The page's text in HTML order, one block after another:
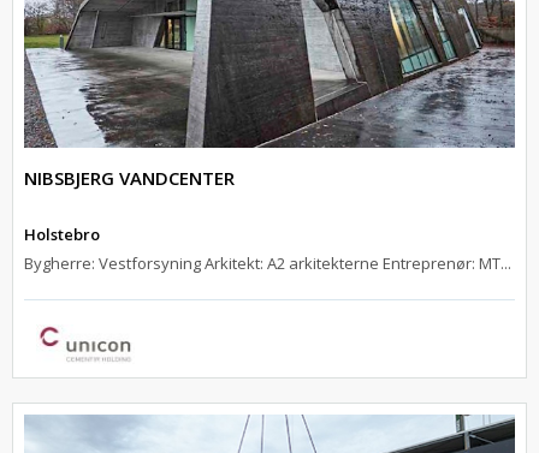
NIBSBJERG VANDCENTER
Holstebro
Bygherre: Vestforsyning Arkitekt: A2 arkitekterne Entreprenør: MT...